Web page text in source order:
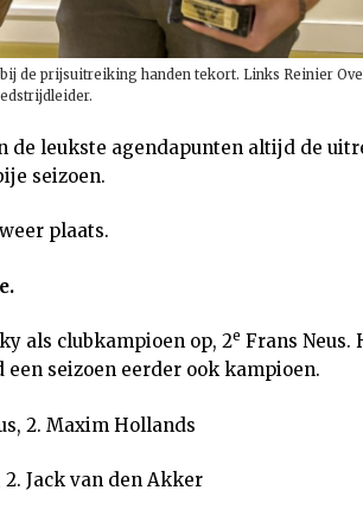
de prijsuitreiking handen tekort. Links Reinier
de leukste agendapunten altijd de
seizoen.
plaats.
als clubkampioen op, 2e Frans Neus.
seizoen eerder ook kampioen.
2. Maxim Hollands
Jack van den Akker